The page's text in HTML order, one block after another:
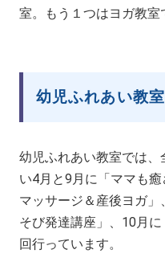
室。もう１つはヨガ教室
幼児ふれあい教室
幼児ふれあい教室では
い4月と9月に「ママも
マッサージ＆産後ヨガ
そび発達講座」、10月
回行っています。